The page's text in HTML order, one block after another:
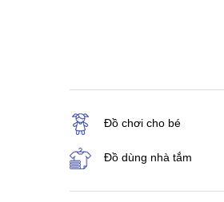
Đồ chơi cho bé
Đồ dùng nhà tắm